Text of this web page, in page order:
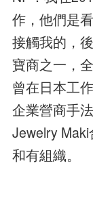
作，他們是
接觸我的，
寶商之一，
曾在日本工
企業營商手
Jewelry
和有組織。